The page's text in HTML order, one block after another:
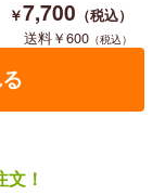
7,700
600
！